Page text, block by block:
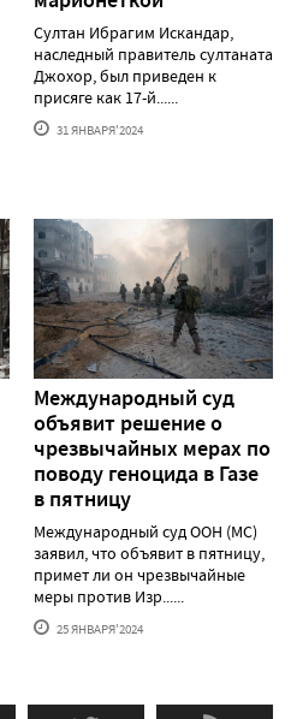
Султан Ибрагим Искандар,
наследный правитель султаната
Джохор, был приведен к
присяге как 17-й......
31 ЯНВАРЯ'2024
Международный суд
объявит решение о
чрезвычайных мерах по
поводу геноцида в Газе
в пятницу
Международный суд ООН (МС)
заявил, что объявит в пятницу,
примет ли он чрезвычайные
меры против Изр......
25 ЯНВАРЯ'2024